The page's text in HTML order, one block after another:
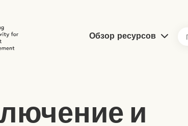
Обзор ресурсов
Отправить поиск по сайту
и